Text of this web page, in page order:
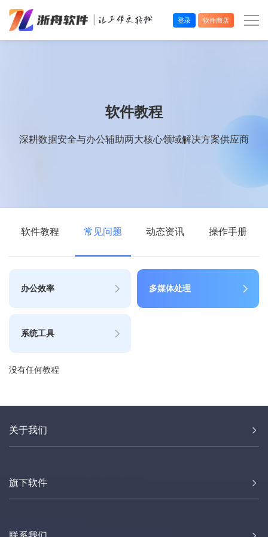
登录 软件商店
软件教程
深耕数据安全与办公辅助两大核心领域解决方案供应商
软件教程 常见问题 动态资讯 操作手册
办公效率 多媒体处理
系统工具
没有任何教程
关于我们
旗下软件